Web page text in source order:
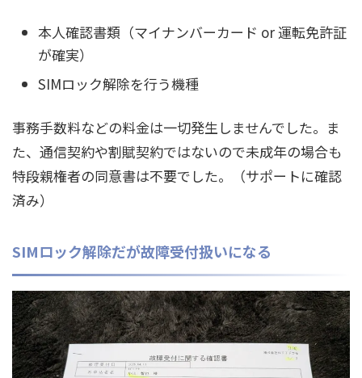
本人確認書類（マイナンバーカード or 運転免許証
が確実）
SIMロック解除を行う機種
事務手数料などの料金は一切発生しませんでした。ま
た、通信契約や割賦契約ではないので未成年の場合も
特段親権者の同意書は不要でした。（サポートに確認
済み）
SIMロック解除だが故障受付扱いになる